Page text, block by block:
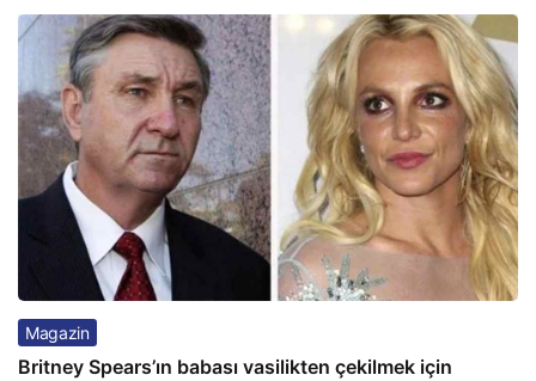
Magazin
Britney Spears’ın babası vasilikten çekilmek için